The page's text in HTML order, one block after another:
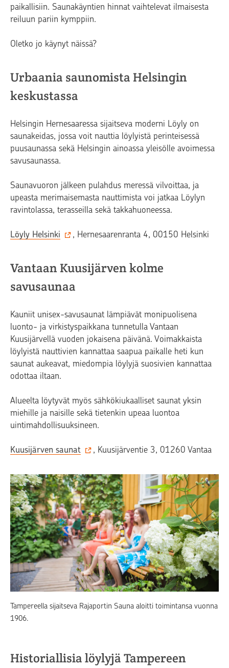
paikallisiin. Saunakäyntien hinnat vaihtelevat ilmaisesta
reiluun pariin kymppiin.
Oletko jo käynyt näissä?
Urbaania saunomista Helsingin
keskustassa
Helsingin Hernesaaressa sijaitseva moderni Löyly on
saunakeidas, jossa voit nauttia löylyistä perinteisessä
puusaunassa sekä Helsingin ainoassa yleisölle avoimessa
savusaunassa.
Saunavuoron jälkeen pulahdus meressä vilvoittaa, ja
upeasta merimaisemasta nauttimista voi jatkaa Löylyn
ravintolassa, terasseilla sekä takkahuoneessa.
Löyly Helsinki , Hernesaarenranta 4, 00150 Helsinki
Vantaan Kuusijärven kolme
savusaunaa
Kauniit unisex-savusaunat lämpiävät monipuolisena
luonto- ja virkistyspaikkana tunnetulla Vantaan
Kuusijärvellä vuoden jokaisena päivänä. Voimakkaista
löylyistä nauttivien kannattaa saapua paikalle heti kun
saunat aukeavat, miedompia löylyjä suosivien kannattaa
odottaa iltaan.
Alueelta löytyvät myös sähkökiukaalliset saunat yksin
miehille ja naisille sekä tietenkin upeaa luontoa
uintimahdollisuuksineen.
Kuusijärven saunat , Kuusijärventie 3, 01260 Vantaa
Tampereella sijaitseva Rajaportin Sauna aloitti toimintansa vuonna
1906.
Historiallisia löylyjä Tampereen